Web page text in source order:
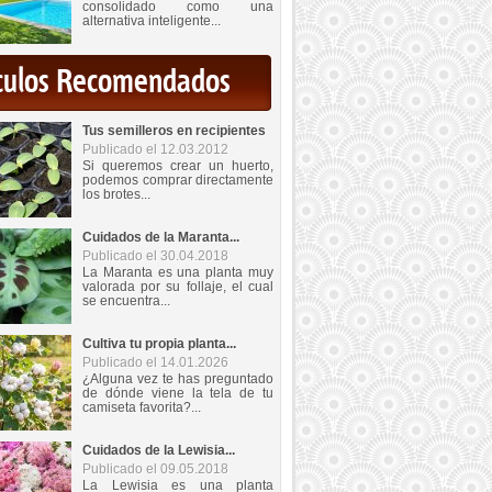
consolidado como una
alternativa inteligente...
Recomendados
Tus semilleros en recipientes
Publicado el 12.03.2012
Si queremos crear un huerto,
podemos comprar directamente
los brotes...
Cuidados de la Maranta...
Publicado el 30.04.2018
La Maranta es una planta muy
valorada por su follaje, el cual
se encuentra...
Cultiva tu propia planta...
Publicado el 14.01.2026
¿Alguna vez te has preguntado
de dónde viene la tela de tu
camiseta favorita?...
Cuidados de la Lewisia...
Publicado el 09.05.2018
La Lewisia es una planta